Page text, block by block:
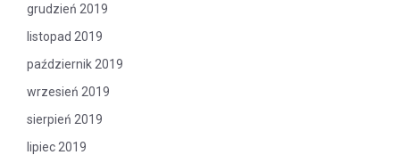
grudzień 2019
listopad 2019
październik 2019
wrzesień 2019
sierpień 2019
lipiec 2019